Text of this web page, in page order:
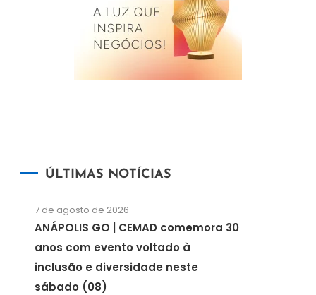
ÚLTIMAS NOTÍCIAS
7 de agosto de 2026
ANÁPOLIS GO | CEMAD comemora 30
anos com evento voltado à
inclusão e diversidade neste
sábado (08)